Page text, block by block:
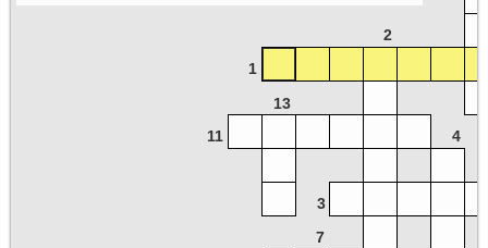
2
1
13
11
4
3
7